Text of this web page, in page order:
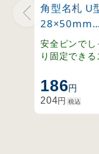
角型名札 U
28×50mm
(298028)
安全ピンでし
り固定できる
札。
186円
204円 税込